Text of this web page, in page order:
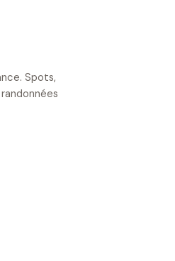
Spots,